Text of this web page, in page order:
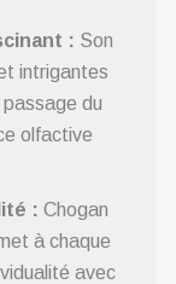
: Son
intrigantes
passage du
olfactive
: Chogan
à chaque
avec